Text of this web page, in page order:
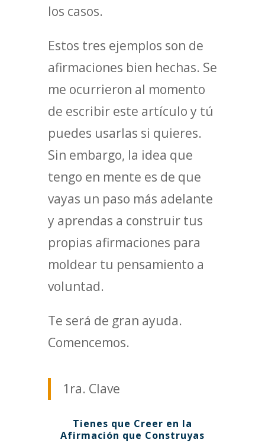
los casos.
Estos tres ejemplos son de
afirmaciones bien hechas. Se
me ocurrieron al momento
de escribir este artículo y tú
puedes usarlas si quieres.
Sin embargo, la idea que
tengo en mente es de que
vayas un paso más adelante
y aprendas a construir tus
propias afirmaciones para
moldear tu pensamiento a
voluntad.
Te será de gran ayuda.
Comencemos.
1ra. Clave
Tienes que Creer en la
Afirmación que Construyas